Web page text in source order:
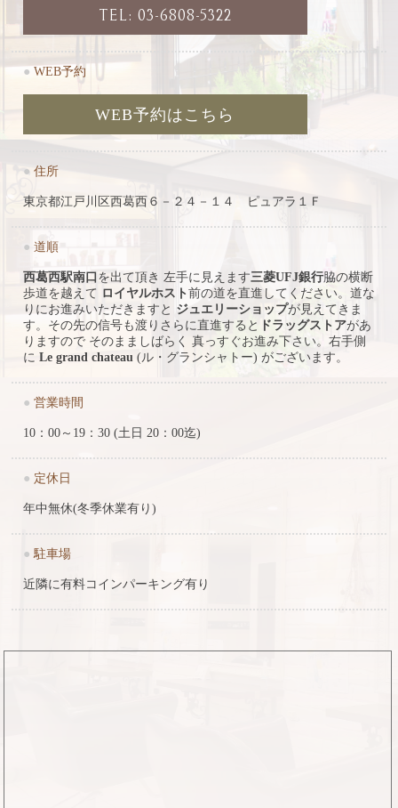
TEL: 03-6808-5322
● WEB予約
WEB予約はこちら
● 住所
東京都江戸川区西葛西６－２４－１４ ピュアラ１Ｆ
● 道順
西葛西駅南口 を出て頂き 左手に見えます三菱UFJ銀行脇の横断
歩道を越えて ロイヤルホスト 前の道を直進してください。道な
りにお進みいただきますと ジュエリーショップが見えてきま
す。その先の信号も渡りさらに直進すると ドラッグストアがあ
りますので そのまましばらく 真っすぐお進み下さい。右手側
に Le grand chateau (ル・グランシャトー) がございます。
● 営業時間
10：00～19：30 (土日 20：00迄)
● 定休日
年中無休(冬季休業有り)
● 駐車場
近隣に有料コインパーキング有り